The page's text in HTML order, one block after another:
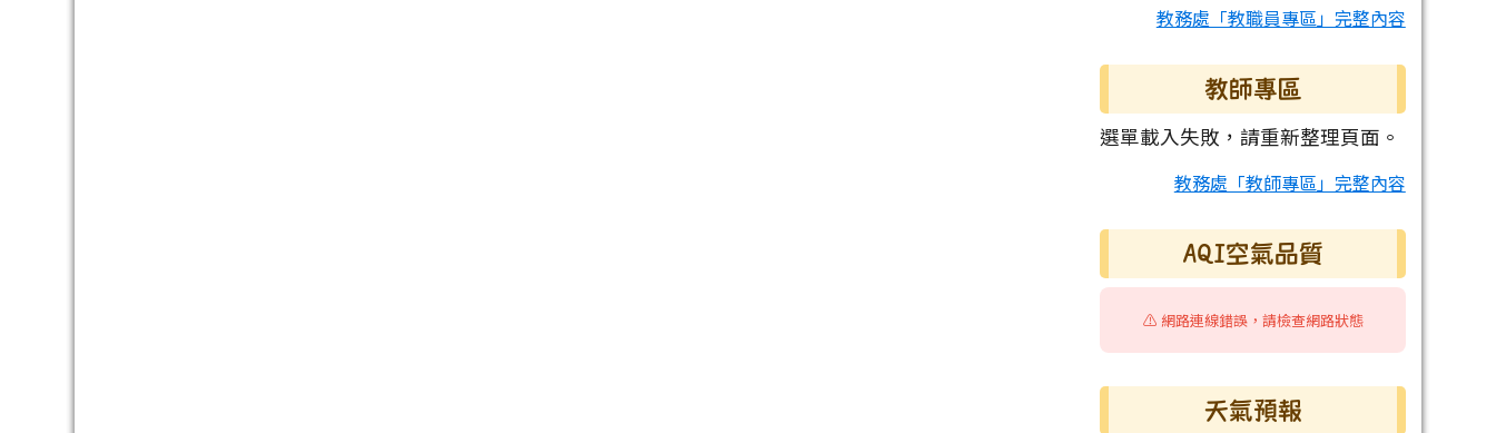
教務處「教職員專區」完整內容
教師專區
選單載入失敗，請重新整理頁面。
教務處「教師專區」完整內容
AQI空氣品質
⚠️ 網路連線錯誤，請檢查網路狀態
天氣預報